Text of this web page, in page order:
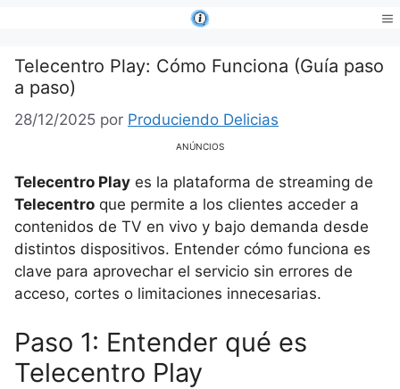
contenido
Telecentro Play: Cómo Funciona (Guía paso
a paso)
28/12/2025 por Produciendo Delicias
ANÚNCIOS
Telecentro Play es la plataforma de streaming de
Telecentro que permite a los clientes acceder a
contenidos de TV en vivo y bajo demanda desde
distintos dispositivos. Entender cómo funciona es
clave para aprovechar el servicio sin errores de
acceso, cortes o limitaciones innecesarias.
Paso 1: Entender qué es
Telecentro Play